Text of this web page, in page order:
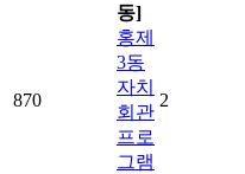
870
동]
홍제
3동
자치
회관
프로
그램
2